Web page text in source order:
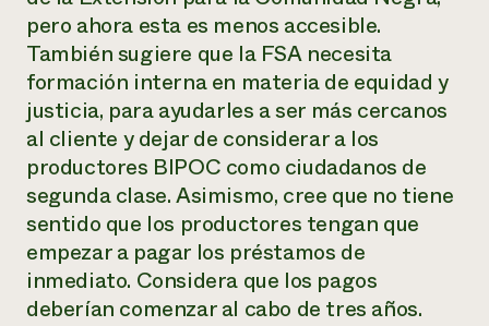
pero ahora esta es menos accesible.
También sugiere que la FSA necesita
formación interna en materia de equidad y
justicia, para ayudarles a ser más cercanos
al cliente y dejar de considerar a los
productores BIPOC como ciudadanos de
segunda clase. Asimismo, cree que no tiene
sentido que los productores tengan que
empezar a pagar los préstamos de
inmediato. Considera que los pagos
deberían comenzar al cabo de tres años.